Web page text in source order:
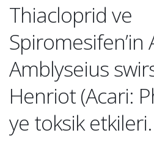
Thiacloprid ve
Spiromesifen’in
Amblyseius
Henriot (Acari:
ye toksik etkileri.